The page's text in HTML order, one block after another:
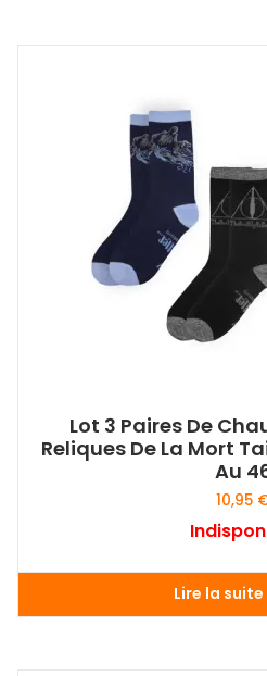
Lot 3 Paires De
Reliques De La Mort
Au
10,95
Lire la suite